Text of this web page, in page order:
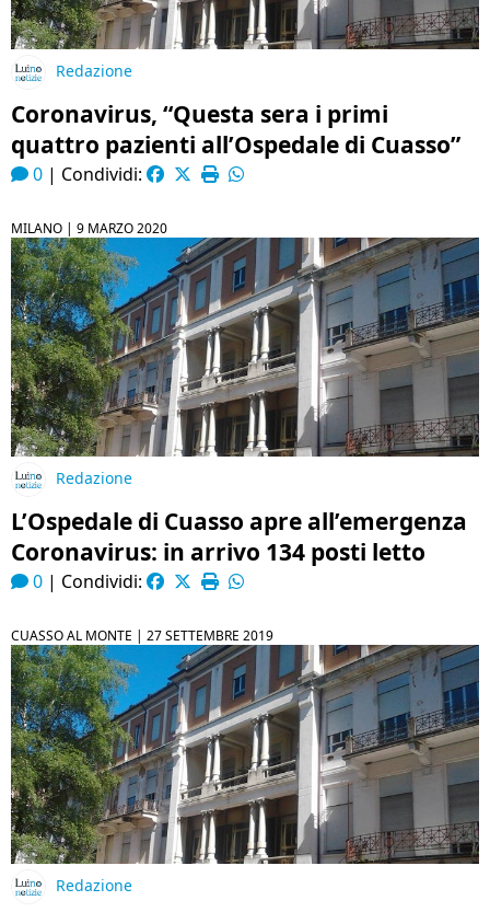
Redazione
Coronavirus, “Questa sera i primi
quattro pazienti all’Ospedale di Cuasso”
0 | Condividi:
MILANO | 9 MARZO 2020
Redazione
L’Ospedale di Cuasso apre all’emergenza
Coronavirus: in arrivo 134 posti letto
0 | Condividi:
CUASSO AL MONTE | 27 SETTEMBRE 2019
Redazione